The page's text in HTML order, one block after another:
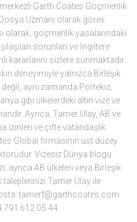
Garth Coates Göçmenlik
Uzmanı olarak görev
olarak, göçmenlik yasalarındaki
sorunları ve İngiltere
sizlere sunmaktadır.
deneyimiyle yalnızca Birleşik
aynı zamanda Portekiz,
gibi ülkelerdeki altın vize ve
Ayrıca, Tamer Ulay, AB ve
izinleri ve çifte vatandaşlık
Global firmasının üst düzey
Vizesiz Dünya blogu
ayrıca AB ülkeleri veya Birleşik
taleplerinizi Tamer Ulay ile
tamerf@garthcoates.com
791 612 05 44